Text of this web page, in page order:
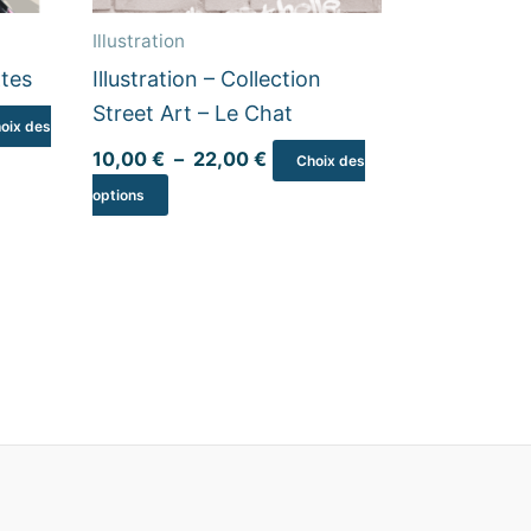
des
Illustration
Illustration – Collection
Street Art – Le Chat
10,00 € – 22,00 €
Choix des
options
être
choisies
sur
la
page
produit